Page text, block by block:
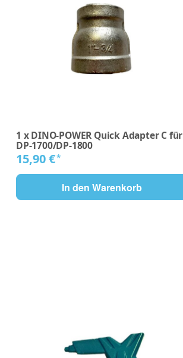
1 x DINO-POWER Quick Adapter C für
DP-1700/DP-1800
15,90 €*
In den Warenkorb